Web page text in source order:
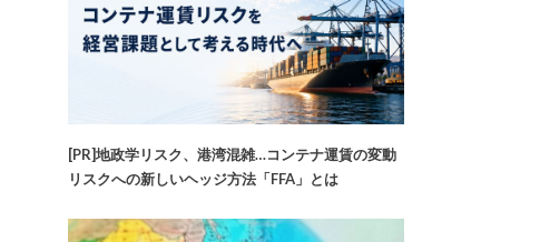
[PR]地政学リスク、港湾混雑…コンテナ運賃の変動
リスクへの新しいヘッジ方法「FFA」とは